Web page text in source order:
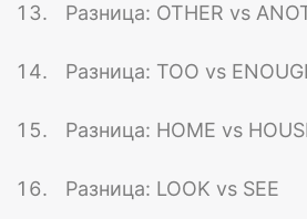
Разница: OTHER vs
Разница: TOO vs
Разница: HOME vs
Разница: LOOK vs SEE